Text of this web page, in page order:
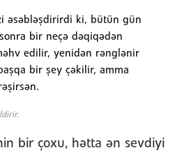
əsəbləşdirirdi ki, bütün gün
bir neçə dəqiqədən
edilir, yenidən rənglənir
bir şey çəkilir, amma
bir çoxu, hətta ən sevdiyi